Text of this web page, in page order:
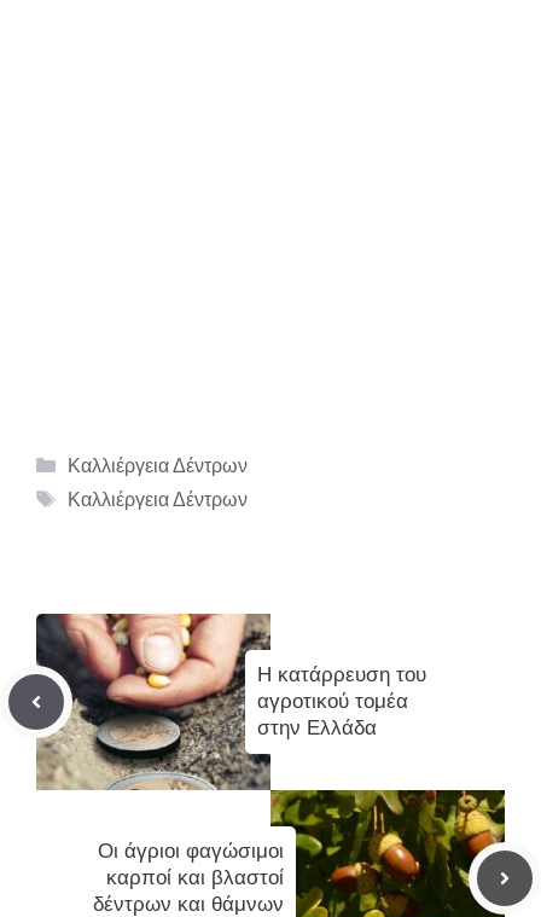
Κατηγορίες
Καλλιέργεια Δέντρων
Ετικέτες
Καλλιέργεια Δέντρων
Η κατάρρευση του
αγροτικού τομέα
στην Ελλάδα
Οι άγριοι φαγώσιμοι
καρποί και βλαστοί
δέντρων και θάμνων